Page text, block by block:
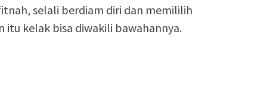
selali berdiam diri dan memililih
kelak bisa diwakili bawahannya.